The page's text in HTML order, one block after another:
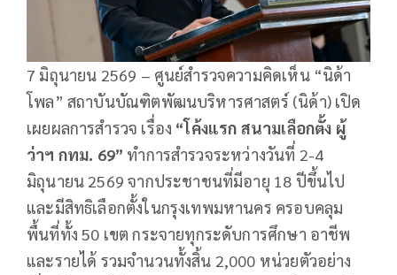
7 มิถุนายน 2569 – ศูนย์สำรวจความคิดเห็น “นิด้า
โพล” สถาบันบัณฑิตพัฒนบริหารศาสตร์ (นิด้า) เปิด
เผยผลการสำรวจ เรื่อง “โค้งแรก สนามเลือกตั้ง ผู้
ว่าฯ กทม. 69” ทำการสำรวจระหว่างวันที่ 2-4
มิถุนายน 2569 จากประชาชนที่มีอายุ 18 ปีขึ้นไป
และมีสิทธิเลือกตั้งในกรุงเทพมหานคร ครอบคลุม
พื้นที่ทั้ง 50 เขต กระจายทุกระดับการศึกษา อาชีพ
และรายได้ รวมจำนวนทั้งสิ้น 2,000 หน่วยตัวอย่าง